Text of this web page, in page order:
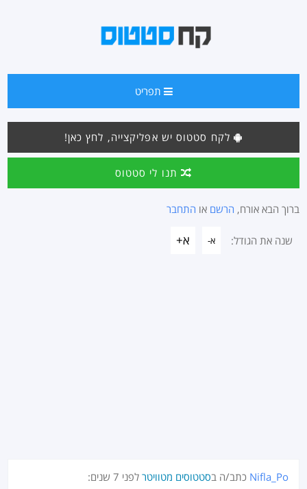
תפריט
לקח סטטוס יש אפליקצייה, לחץ כאן!
תנו לי סטטוס
ברוך הבא אורח, הרשם או התחבר
שנה את הגודל: א- א+
Nifla_Po כתב/ה בסטטוסים מטוויטר לפני 7 שנים :